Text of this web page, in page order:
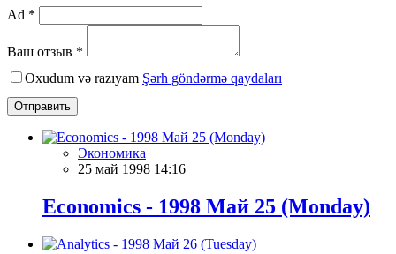
Ad *
Ваш отзыв *
Oxudum və razıyam Şərh göndərmə qaydaları
Отправить
Экономика
25 май 1998 14:16
Economics - 1998 Май 25 (Monday)